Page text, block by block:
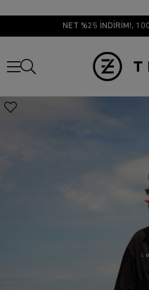
NET %25 İNDİRİM!,